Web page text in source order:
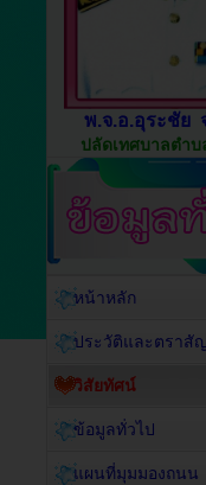
พ.จ.อ.อุระชัย
ปลัดเทศบาลตำบ
หน้าหลัก
ประวัติและตราสั
วิสัยทัศน์
ข้อมูลทั่วไป
แผนที่มุมมองถนน